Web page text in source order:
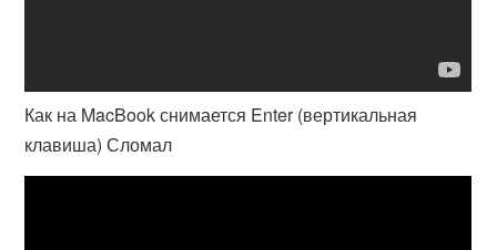
Как на MacBook снимается Enter (вертикальная
клавиша) Сломал